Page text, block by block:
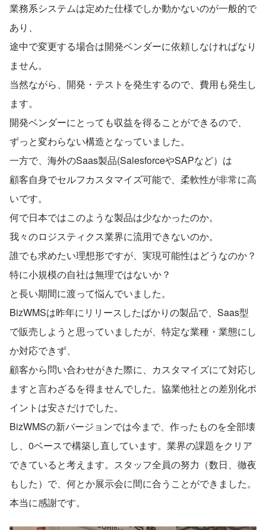
業務系システムは定めた仕様でしか動かないのが一般的で
あり、
途中で変更する場合は開発ベンダーに依頼しなければなり
ません。
当然ながら、開発・テストを発生するので、費用も発生し
ます。
開発ベンダーにとっても収益を得ることができるので、
ずっと変わらない構造となっていました。
一方で、海外のSaas製品(SalesforceやSAPなど）は
顧客自身でセルフカスタマイズ可能で、柔軟性が非常に高
いです。
何で日本ではこのような製品は少なかったのか。
我々のロジスティクス業界に流用できないのか。
誰でも求めたい理想形ですが、実現可能性はどうなのか？
特に小規模の自社は無理ではないか？
と長い期間に渡って悩んでいました。
BizWMSは昨年にリリースしたばかりの製品で、Saas型
で販売しようと思っていましたが、特定な業種・業態にし
か対応できず、
顧客から問い合わせがきた際に、カスタマイズにて対応し
ますと言わざるを得ませんでした。協業他社との差別化ポ
イントは安さだけでした。
BizWMSの新バージョンでは今まで、作ったものを全部壊
し、0ベースで構築し直しています。業界の課題をクリア
できていると考えます。スタッフ全員の努力（数日、徹夜
もした）で、何とか展示会に間に合うことができました。
本当に感謝です。